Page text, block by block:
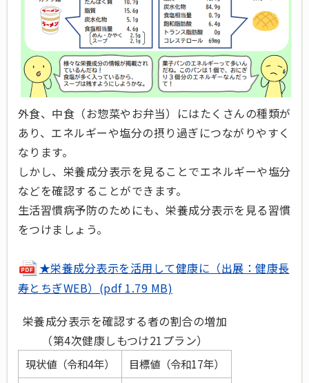
外食、中食（お惣菜やお弁当）にはたくさんの種類が
あり、エネルギーや塩分の摂り過ぎにつながりやすく
なります。
しかし、栄養成分表示を見ることでエネルギーや塩分
などを確認することができます。
生活習慣病予防のためにも、栄養成分表示を見る習慣
をつけましょう。
★栄養成分表示を活用して健康に（出展：健康長
寿とちぎWEB）(pdf 1.79 MB)
栄養成分表示を確認する者の割合の増加
（第4次健康しもつけ21プラン）
現状値（令和4年）
目標値（令和17年）